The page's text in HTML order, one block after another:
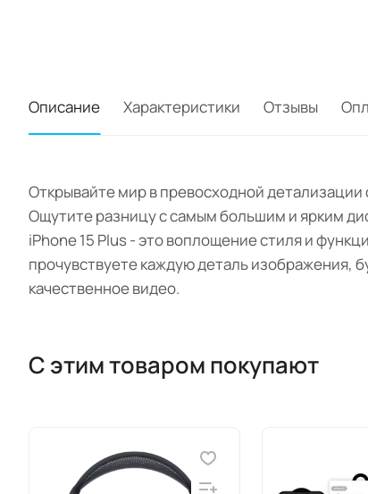
Описание Характеристики Отзывы
Открывайте мир в превосходной детализации
Ощутите разницу с самым большим и ярким
iPhone 15 Plus - это воплощение стиля и
прочувствуете каждую деталь изображения,
качественное видео.
С этим товаром покупают